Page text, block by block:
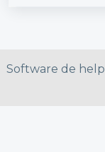
Software de